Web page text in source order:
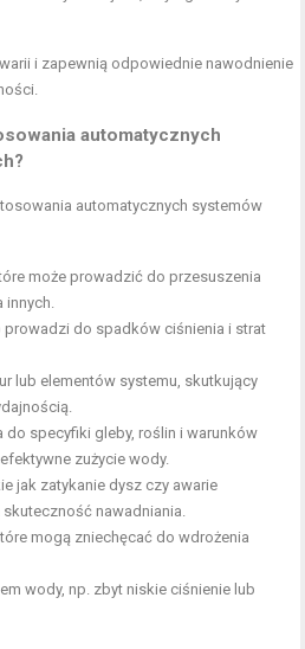
i zapewnią odpowiednie nawodnienie
automatycznych
automatycznych systemów
może prowadzić do przesuszenia
prowadzi do spadków ciśnienia i strat
lub elementów systemu, skutkujący
specyfiki gleby, roślin i warunków
zużycie wody.
jak zatykanie dysz czy awarie
nawadniania.
mogą zniechęcać do wdrożenia
wody, np. zbyt niskie ciśnienie lub